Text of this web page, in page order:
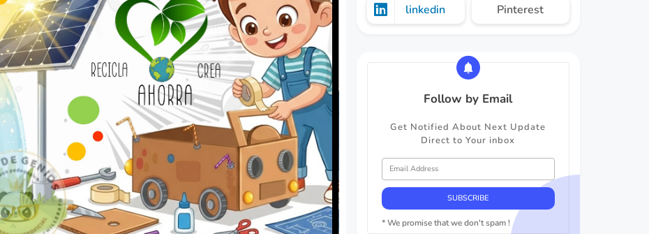
linkedin Pinterest
Follow by Email
Get Notified About Next Update
Direct to Your inbox
* We promise that we don't spam !